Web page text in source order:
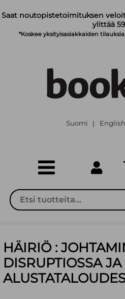
Saat noutopistetoimituksen
ylittää
*Koskee yksityisasiakkaiden
Suomi | English
HÄIRIÖ :
DISRUPTIOSSA JA